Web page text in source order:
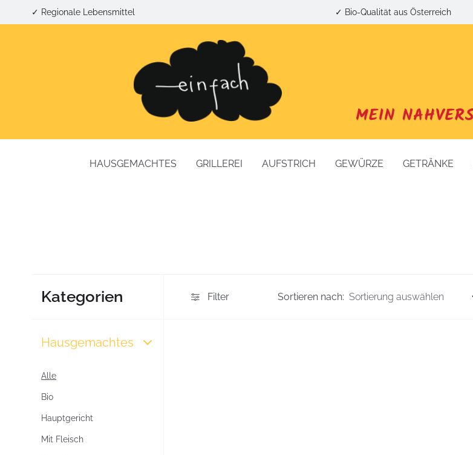
✓ Regionale Lebensmittel ✓ Bio-Qualität aus Österreich
HAUSGEMACHTES GRILLEREI AUFSTRICH GEWÜRZE GETRÄNKE
Kategorien Filter Sortieren nach:
Hausgemachtes
Alle
Bio
Hauptgericht
Mit Fleisch